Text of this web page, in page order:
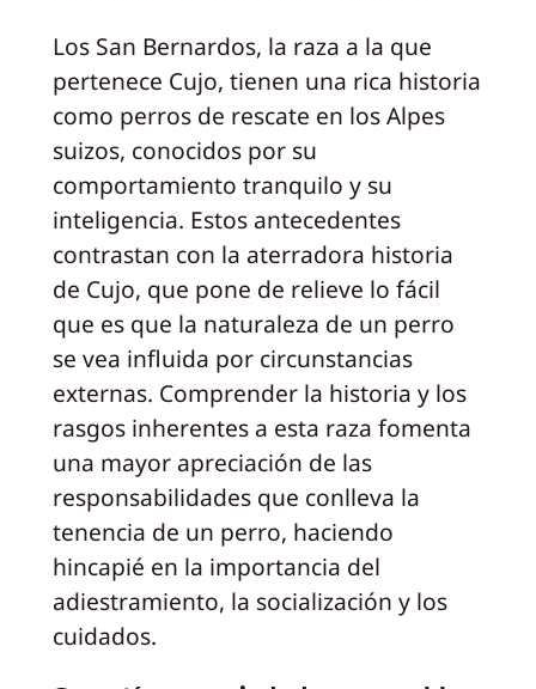
Los San Bernardos, la raza a la que
pertenece Cujo, tienen una rica historia
como perros de rescate en los Alpes
suizos, conocidos por su
comportamiento tranquilo y su
inteligencia. Estos antecedentes
contrastan con la aterradora historia
de Cujo, que pone de relieve lo fácil
que es que la naturaleza de un perro
se vea influida por circunstancias
externas. Comprender la historia y los
rasgos inherentes a esta raza fomenta
una mayor apreciación de las
responsabilidades que conlleva la
tenencia de un perro, haciendo
hincapié en la importancia del
adiestramiento, la socialización y los
cuidados.